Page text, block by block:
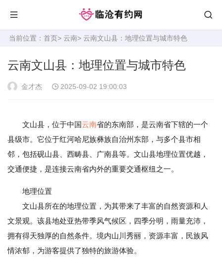
当前位置： 首页> 云南> 云南文山县：地理位置与城市特色
云南文山县：地理位置与城市特色
金才杰 2025-09-02 19:00:03
文山县，位于中国云南省的东南部，是云南省下辖的一个
县级市。它位于红河哈尼族彝族自治州东部，与多个县市相
邻，包括砚山县、西畴县、广南县等。文山县地理位置优越，
交通便捷，是连接云南省内外的重要交通枢纽之一。
地理位置
文山县所在的地理位置，为其带来了丰富的自然资源和人
文景观。该县地处亚热带季风气候区，四季分明，雨量充沛，
拥有得天独厚的自然条件。境内山川秀丽，资源丰富，民族风
情浓郁，为游客提供了独特的旅游体验。